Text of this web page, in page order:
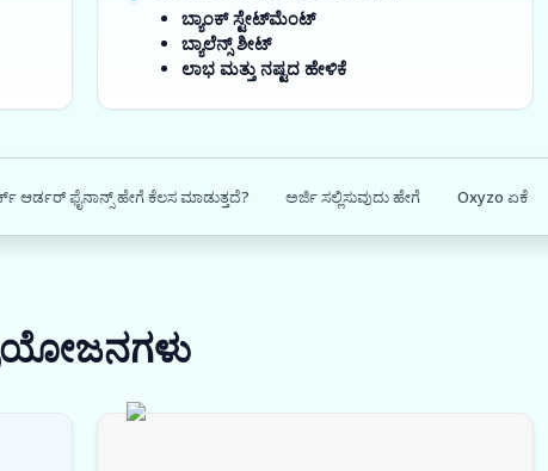
ಬ್ಯಾಂಕ್ ಸ್ಟೇಟ್‌ಮೆಂಟ್
ಬ್ಯಾಲೆನ್ಸ್ ಶೀಟ್
ಲಾಭ ಮತ್ತು ನಷ್ಟದ ಹೇಳಿಕೆ
ಆರ್ಡರ್ ಫೈನಾನ್ಸ್ ಹೇಗೆ ಕೆಲಸ ಮಾಡುತ್ತದೆ? ಅರ್ಜಿ ಸಲ್ಲಿಸುವುದು ಹೇಗೆ Oxyzo ಏಕೆ